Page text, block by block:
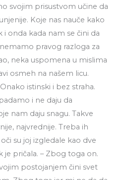
svojim prisustvom učine da
Koje nas nauče kako
i onda kada nam se čini da
pravog razloga za
neka uspomena u mislima
osmeh na našem licu.
istinski i bez straha.
i ne daju da
nam daju snagu. Takve
najvrednije. Treba ih
su joj izgledale kao dve
je pričala. – Zbog toga on.
postojanjem čini svet